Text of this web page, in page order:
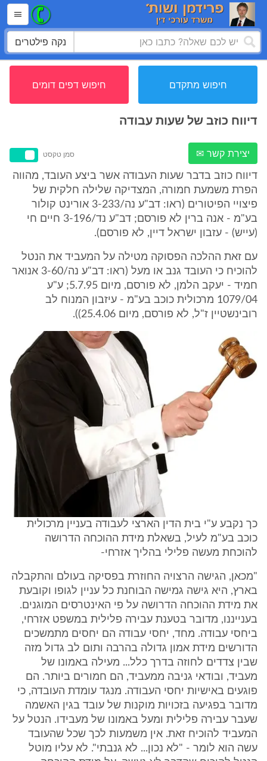
נקה פילטרים
חיפוש מתקדם חיפוש דפים דומים
דיווח כוזב של שעות עבודה
יצירת קשר ✉ סמן טקסט
דיווח כוזב בדבר שעות העבודה אשר ביצע העובד, מהווה
הפרת משמעת חמורה, המצדיקה שלילה חלקית של
פיצויי הפיטורים (ראו: דב"ע נה/3-233 אורינט קולור
בע"מ - אנה ברין לא פורסם; דב"ע נד/3-196 חיים חי
(עייש) - עזבון ישראל דיין, לא פורסם).
עם זאת ההלכה הפסוקה מטילה על המעביד את הנטל
להוכיח כי העובד גנב או מעל (ראו: דב"ע נה/3-60 אנואר
חמיד - יעקב הלמן, לא פורסם, מיום 5.7.95; ע"ע
1079/04 מרכולית כוכב בע"מ - עיזבון המנוח לב
רובינשטיין ז"ל, לא פורסם, מיום 25.4.06)).
כך נקבע ע"י בית הדין הארצי לעבודה בעניין מרכולית
כוכב בע"מ לעיל, בשאלת מידת ההוכחה הדרושה
להוכחת מעשה פלילי בהליך אזרחי-
"מכאן, הגישה הרצויה החוזרת בפסיקה בעולם והתקבלה
בארץ, היא גישה גמישה הבוחנת כל עניין לגופו וקובעת
את מידת ההוכחה הדרושה על פי האינטרסים המוגנים.
בענייננו, מדובר בטענת עבירה פלילית במשפט אזרחי,
ביחסי עבודה. מחד, יחסי עבודה הם יחסים מתמשכים
הדורשים מידת אמון גדולה בהרבה ותום לב גדול מזה
שבין צדדים לחוזה בדרך כלל... מעילה באמונו של
מעביד, ובודאי גניבה ממעביד, הם חמורים ביותר. הם
פוגעים באישיות יחסי העבודה. מנגד עומדת העובדה, כי
מדובר בפגיעה בזכויות מוקנות של עובד בגין האשמה
שעבר עבירה פלילית ומעל באמונו של מעבידו. הנטל על
המעביד להוכיח זאת. אין משמעות לכך שכל שהעובד
עשה הוא לומר - "לא נכון... לא גנבתי". לא עליו מוטל